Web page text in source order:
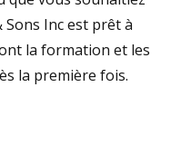
Inc est prêt à
la formation et les
la première fois.